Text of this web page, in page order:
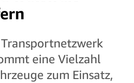
eine Vielzahl
zum Einsatz,